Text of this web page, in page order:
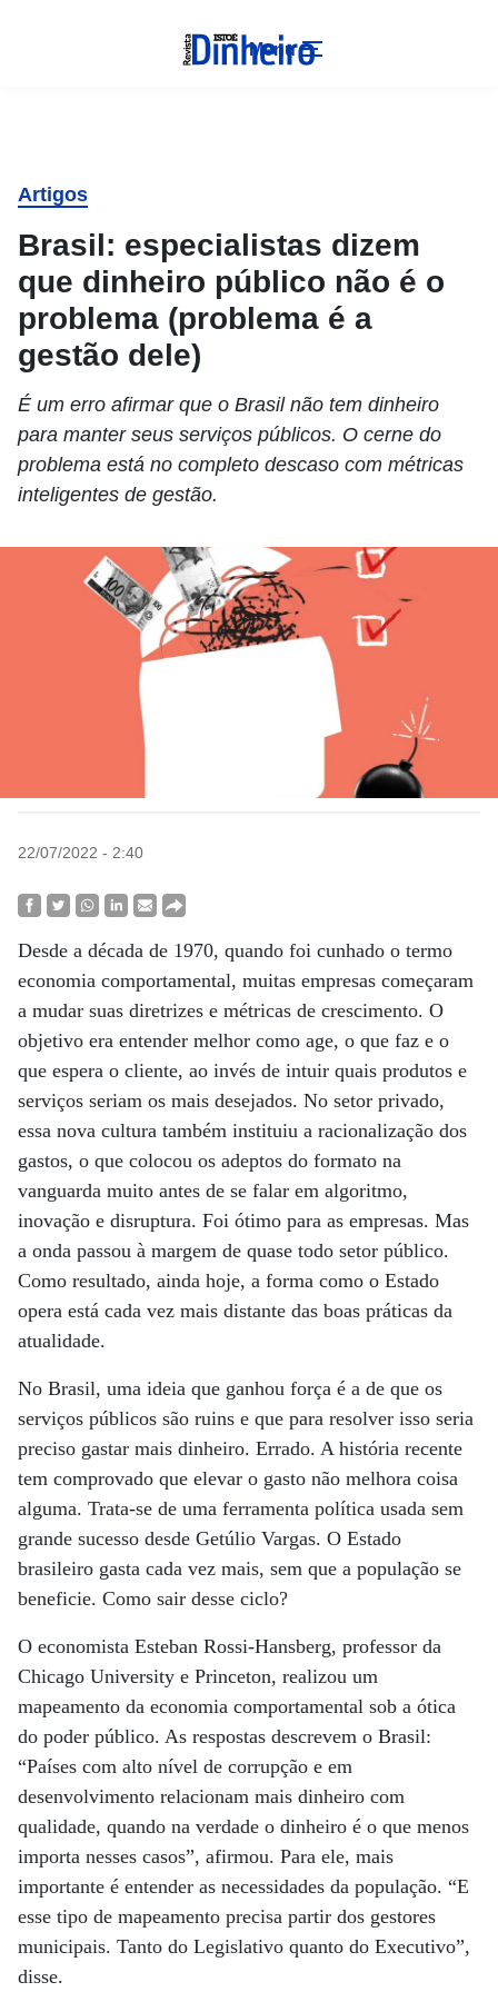
Menu
Artigos
Brasil: especialistas dizem
que dinheiro público não é o
problema (problema é a
gestão dele)
É um erro afirmar que o Brasil não tem dinheiro
para manter seus serviços públicos. O cerne do
problema está no completo descaso com métricas
inteligentes de gestão.
22/07/2022 - 2:40
Desde a década de 1970, quando foi cunhado o termo
economia comportamental, muitas empresas começaram
a mudar suas diretrizes e métricas de crescimento. O
objetivo era entender melhor como age, o que faz e o
que espera o cliente, ao invés de intuir quais produtos e
serviços seriam os mais desejados. No setor privado,
essa nova cultura também instituiu a racionalização dos
gastos, o que colocou os adeptos do formato na
vanguarda muito antes de se falar em algoritmo,
inovação e disruptura. Foi ótimo para as empresas. Mas
a onda passou à margem de quase todo setor público.
Como resultado, ainda hoje, a forma como o Estado
opera está cada vez mais distante das boas práticas da
atualidade.
No Brasil, uma ideia que ganhou força é a de que os
serviços públicos são ruins e que para resolver isso seria
preciso gastar mais dinheiro. Errado. A história recente
tem comprovado que elevar o gasto não melhora coisa
alguma. Trata-se de uma ferramenta política usada sem
grande sucesso desde Getúlio Vargas. O Estado
brasileiro gasta cada vez mais, sem que a população se
beneficie. Como sair desse ciclo?
O economista Esteban Rossi-Hansberg, professor da
Chicago University e Princeton, realizou um
mapeamento da economia comportamental sob a ótica
do poder público. As respostas descrevem o Brasil:
“Países com alto nível de corrupção e em
desenvolvimento relacionam mais dinheiro com
qualidade, quando na verdade o dinheiro é o que menos
importa nesses casos”, afirmou. Para ele, mais
importante é entender as necessidades da população. “E
esse tipo de mapeamento precisa partir dos gestores
municipais. Tanto do Legislativo quanto do Executivo”,
disse.